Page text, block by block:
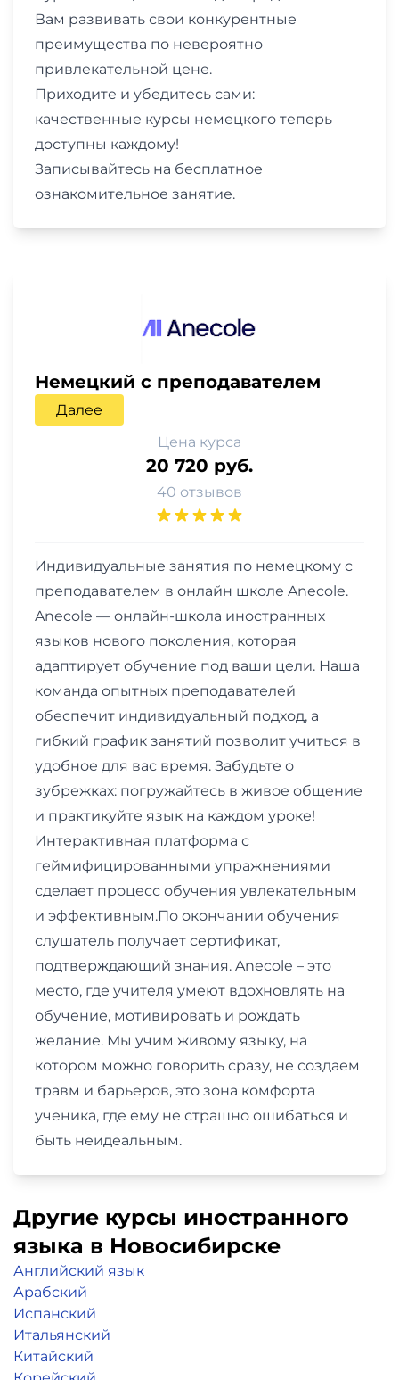
Вам развивать свои конкурентные
преимущества по невероятно
привлекательной цене.
Приходите и убедитесь сами:
качественные курсы немецкого теперь
доступны каждому!
Записывайтесь на бесплатное
ознакомительное занятие.
Немецкий с преподавателем
Далее
Цена курса
20 720 руб.
40 отзывов
Индивидуальные занятия по немецкому с
преподавателем в онлайн школе Anecole.
Anecole — онлайн-школа иностранных
языков нового поколения, которая
адаптирует обучение под ваши цели. Наша
команда опытных преподавателей
обеспечит индивидуальный подход, а
гибкий график занятий позволит учиться в
удобное для вас время. Забудьте о
зубрежках: погружайтесь в живое общение
и практикуйте язык на каждом уроке!
Интерактивная платформа с
геймифицированными упражнениями
сделает процесс обучения увлекательным
и эффективным.По окончании обучения
слушатель получает сертификат,
подтверждающий знания. Anecole – это
место, где учителя умеют вдохновлять на
обучение, мотивировать и рождать
желание. Мы учим живому языку, на
котором можно говорить сразу, не создаем
травм и барьеров, это зона комфорта
ученика, где ему не страшно ошибаться и
быть неидеальным.
Другие курсы иностранного
языка в Новосибирске
Английский язык
Арабский
Испанский
Итальянский
Китайский